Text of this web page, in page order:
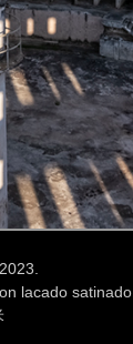
lacado satinado.